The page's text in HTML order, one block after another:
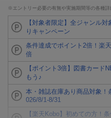
※エントリー必要の有無や実施期間等の各種詳
【対象者限定】全ジャンル
りキャンペーン
条件達成でポイント2倍！楽
倍
【ポイント3倍】図書カード
もう♪
本・雑誌在庫あり商品対象
026/8/1-8/31
【楽天Kobo】初めての方！